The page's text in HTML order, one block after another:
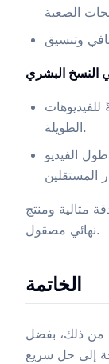
الطويلة.
الفيديو
مثالية ومنتج
نهائي مصقول.
الخاتمة
من ذلك، بفضل
إلى حل سريع